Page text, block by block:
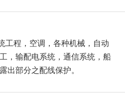
工程，空调，各种机械，自动
，输配电系统，通信系统，船
出部分之配线保护。